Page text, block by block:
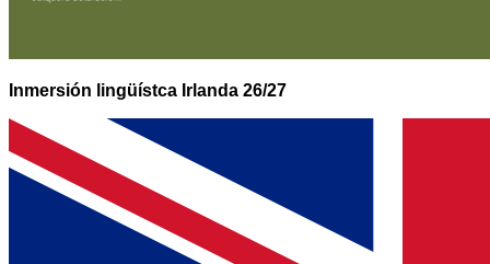
Inmersión lingüístca Irlanda 26/27